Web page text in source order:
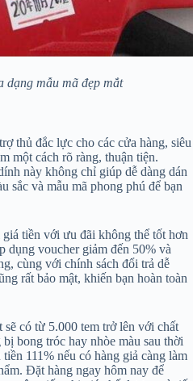
dạng mẫu mã đẹp mắt
thủ đắc lực cho các cửa hàng, siêu
một cách rõ ràng, thuận tiện.
này không chỉ giúp dễ dàng dán
sắc và mẫu mã phong phú để bạn
tiền với ưu đãi không thể tốt hơn
dụng voucher giảm đến 50% và
cùng với chính sách đổi trả dễ
rất bảo mật, khiến bạn hoàn toàn
có từ 5.000 tem trở lên với chất
bong tróc hay nhòe màu sau thời
111% nếu có hàng giả càng làm
Đặt hàng ngay hôm nay để